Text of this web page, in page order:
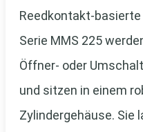
Reedkontakt-
Serie MMS 225
Öffner- oder
und sitzen in einem
Zylinder­gehäuse. Sie